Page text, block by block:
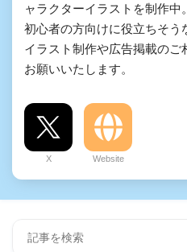
ャラクターイラストを制作中
初心者の方向けに役立ちそう
イラスト制作や広告掲載のご
お願いいたします。
X Website